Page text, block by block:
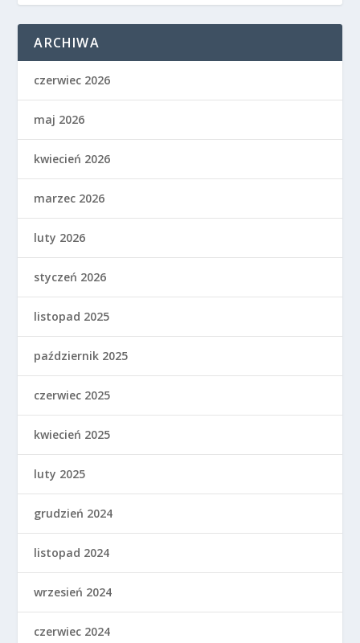
ARCHIWA
czerwiec 2026
maj 2026
kwiecień 2026
marzec 2026
luty 2026
styczeń 2026
listopad 2025
październik 2025
czerwiec 2025
kwiecień 2025
luty 2025
grudzień 2024
listopad 2024
wrzesień 2024
czerwiec 2024